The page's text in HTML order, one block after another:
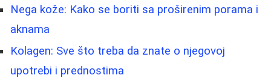
Nega kože: Kako se boriti sa proširenim porama i
aknama
Kolagen: Sve što treba da znate o njegovoj
upotrebi i prednostima